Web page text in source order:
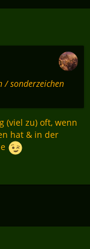
/ sonderzeichen
(viel zu) oft, wenn
hat & in der